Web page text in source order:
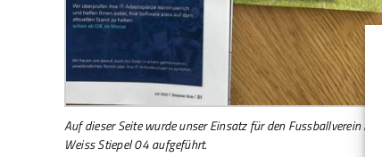
Auf dieser Seite wurde unser Einsatz für den Fussballverein Rot
Weiss Stiepel 04 aufgeführt.